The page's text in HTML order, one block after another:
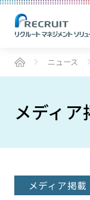
ニュース
メディ
メディア掲載